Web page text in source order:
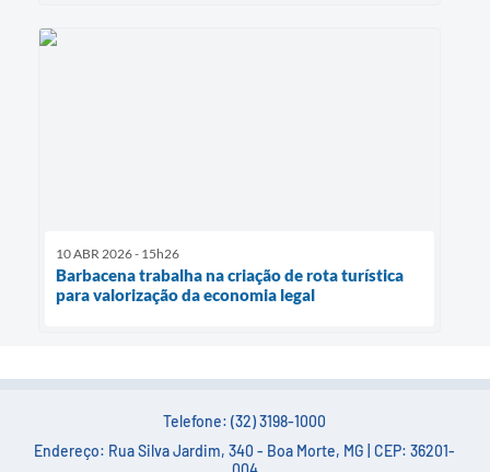
10 ABR 2026 - 15h26
Barbacena trabalha na criação de rota turística
para valorização da economia legal
Telefone: (32) 3198-1000
Endereço: Rua Silva Jardim, 340 - Boa Morte, MG | CEP: 36201-